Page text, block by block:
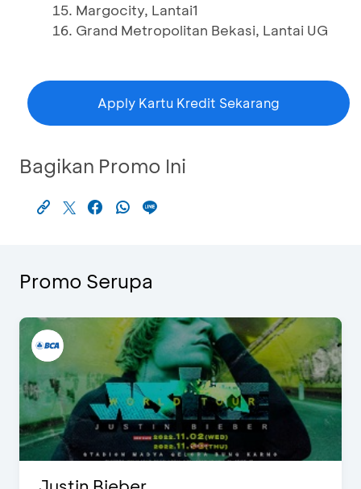
Margocity, Lantai1
Grand Metropolitan Bekasi, Lantai UG
Apply Kartu Kredit Sekarang
Bagikan Promo Ini
Promo Serupa